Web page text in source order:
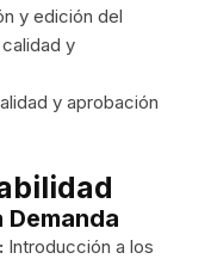
y edición del
y
y aprobación
Introducción a los